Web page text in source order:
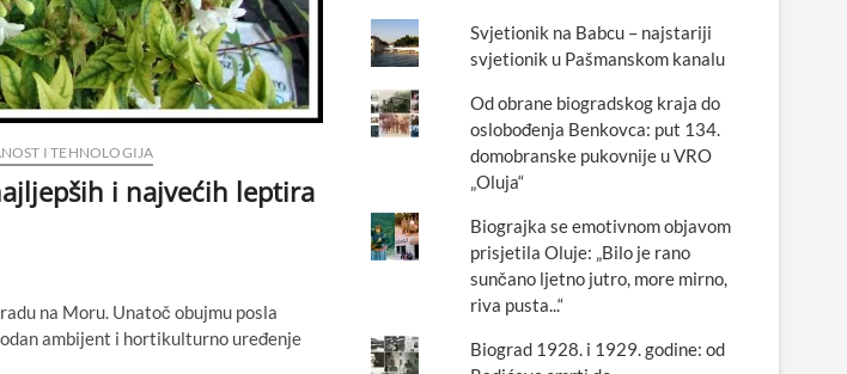
I TEHNOLOGIJA
i najvećih leptira
na Moru. Unatoč obujmu posla
ambijent i hortikulturno uređenje
Svjetionik na Babcu – najstariji
svjetionik u Pašmanskom kanalu
Od obrane biogradskog kraja do
oslobođenja Benkovca: put 134.
domobranske pukovnije u VRO
„Oluja“
Biograjka se emotivnom objavom
prisjetila Oluje: „Bilo je rano
sunčano ljetno jutro, more mirno,
riva pusta...“
Biograd 1928. i 1929. godine: od